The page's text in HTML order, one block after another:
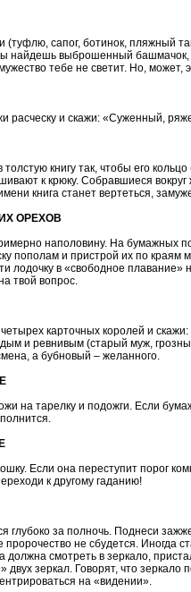
(туфлю, сапог, ботинок, пляжный
найдешь выброшенный башмачок,
тебе не светит. Но,
расческу и скажи: «Суженный,
книгу так, чтобы его
к крюку. Собравшиеся
книга станет вертеться,
ОРЕХОВ
наполовину. На бумажных
пополам и пристрой их по краям
лодочку в «свободное
твой вопрос.
карточных королей и
и ревнивым (старый муж,
а бубновый – желанного.
на тарелку и подожги. Если
Если она переступит порог
к другому гаданию!
глубоко за полночь. Поднеси
не сбудется. Иногда
смотреть в зеркало,
двух зеркал. Говорят, что
на «видении».